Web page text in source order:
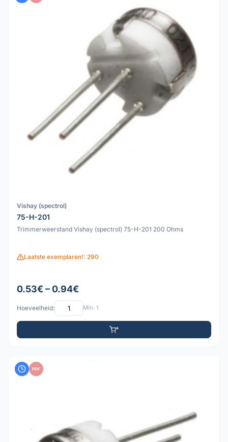
Vishay (spectrol)
75-H-201
Trimmerweerstand Vishay (spectrol) 75-H-201 200 Ohms
Laatste exemplaren!: 290
0.53€ – 0.94€
Hoeveelheid: Min: 1
PDF